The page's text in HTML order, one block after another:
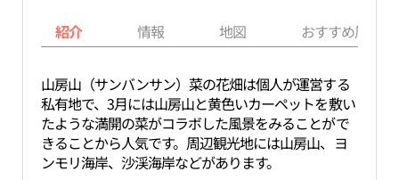
紹介 情報 地図 おすすめ周辺
山房山（サンバンサン）菜の花畑は個人が運営する
私有地で、3月には山房山と黄色いカーペットを敷い
たような満開の菜がコラボした風景をみることがで
きることから人気です。周辺観光地には山房山、ヨ
ンモリ海岸、沙渓海岸などがあります。